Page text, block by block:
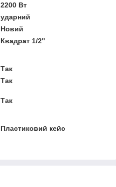
2200 Вт
ударний
Новий
Квадрат 1/2"
Так
Так
Так
Пластиковий кейс